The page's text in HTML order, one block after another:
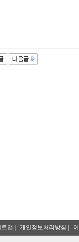
맵 개인정보처리방침